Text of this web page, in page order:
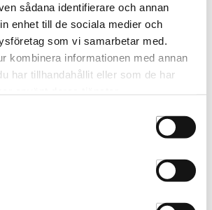
sådana identifierare och annan
enhet till de sociala medier och
som vi samarbetar med.
kombinera informationen med annan
har tillhandahållit eller som de har
Paste
Beard Monkey Moisturizing